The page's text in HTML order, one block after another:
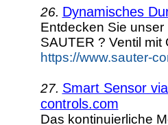
26. Dynamisches
Entdecken Sie
SAUTER ? Ventil
https://www.sauter-
27. Smart Sensor
controls.com
Das kontinuierliche